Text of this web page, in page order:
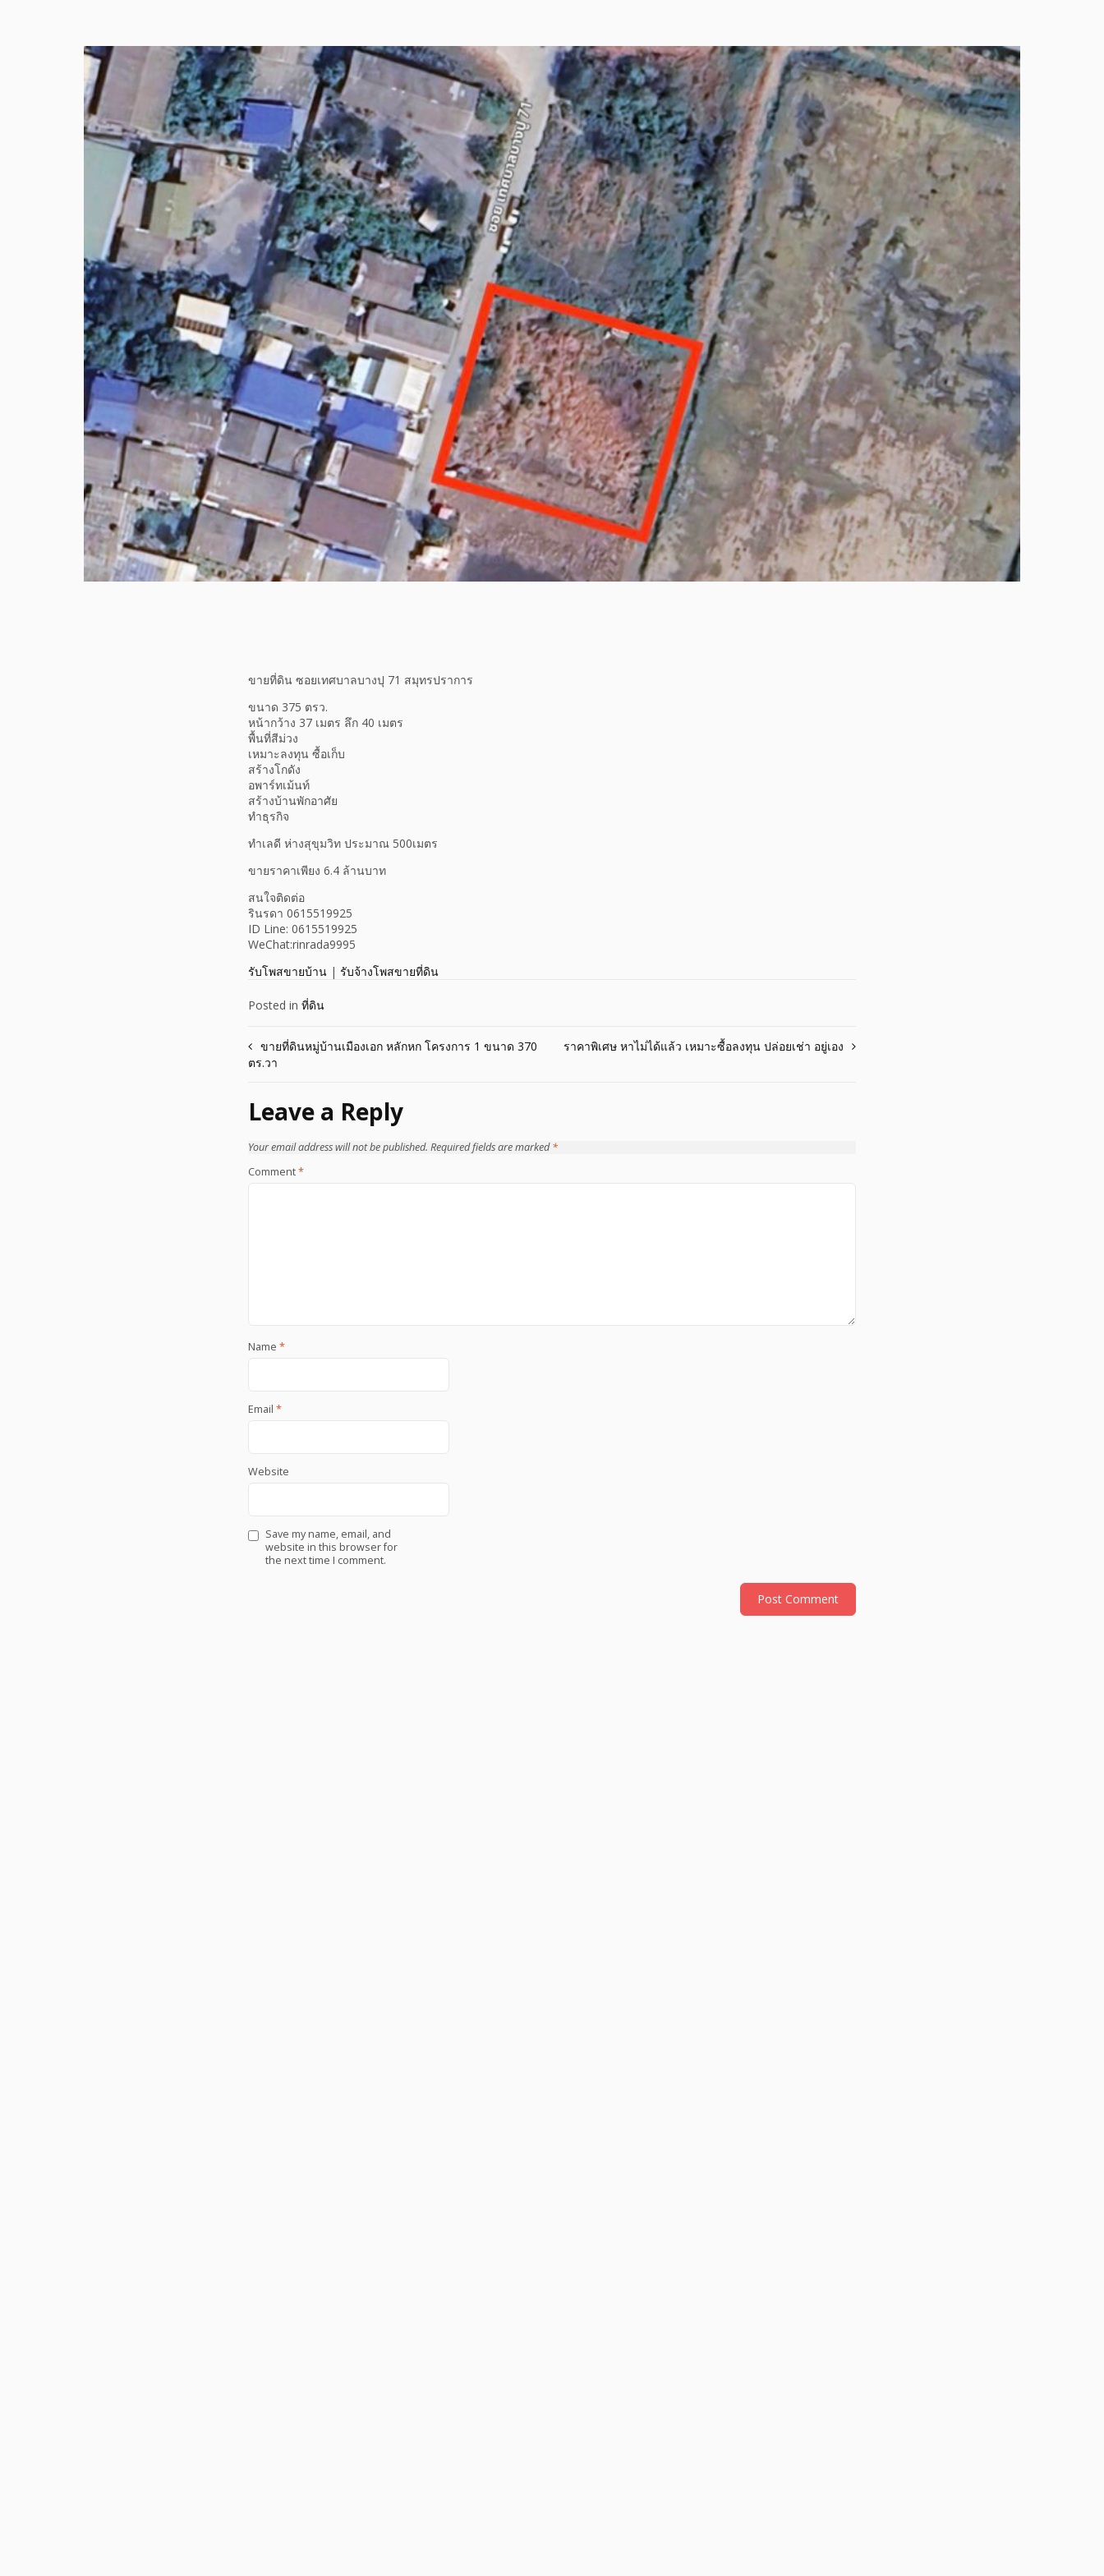
ขายที่ดิน ซอยเทศบาลบางปุ 71 สมุทรปราการ
ขนาด 375 ตรว.
หน้ากว้าง 37 เมตร ลึก 40 เมตร
พื้นที่สีม่วง
เหมาะลงทุน ซื้อเก็บ
สร้างโกดัง
อพาร์ทเม้นท์
สร้างบ้านพักอาศัย
ทำธุรกิจ
ทำเลดี ห่างสุขุมวิท ประมาณ 500เมตร
ขายราคาเพียง 6.4 ล้านบาท
สนใจติดต่อ
รินรดา 0615519925
ID Line: 0615519925
WeChat:rinrada9995
รับโพสขายบ้าน | รับจ้างโพสขายที่ดิน
Posted in ที่ดิน
Post
ขายที่ดินหมู่บ้านเมืองเอก หลักหก โครงการ 1 ขนาด 370
ตร.วา
ราคาพิเศษ หาไม่ได้แล้ว เหมาะซื้อลงทุน ปล่อยเช่า อยู่เอง
Leave a Reply
Your email address will not be published. Required fields are marked*
Comment*
Name *
Email *
Website
Save my name, email, and
website in this browser for
the next time I comment.